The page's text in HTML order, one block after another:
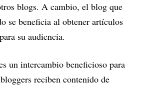
blogs. A cambio, el blog que
se beneficia al obtener artículos
su audiencia.
un intercambio beneficioso para
reciben contenido de